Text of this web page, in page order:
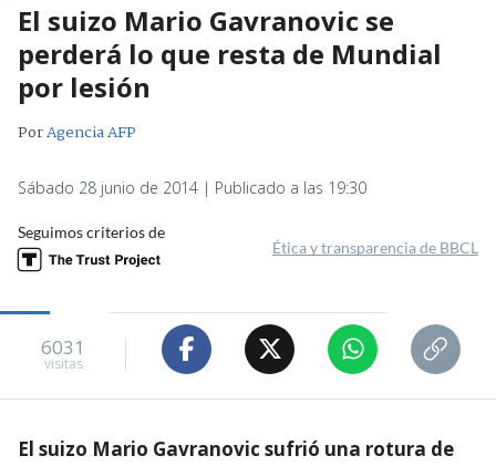
El suizo Mario Gavranovic se
perderá lo que resta de Mundial
por lesión
PorAgencia AFP
Sábado 28 junio de 2014 | Publicado a las 19:30
Seguimos criterios de
Ética y transparencia de BBCL
6031
visitas
El suizo Mario Gavranovic sufrió una rotura de